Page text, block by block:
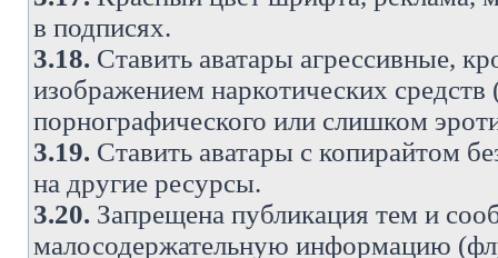
в подписях.
3.18. Ставить аватары агрессивные,
изображением наркотических
порнографического или слишком
3.19. Ставить аватары с копирайтом
на другие ресурсы.
3.20. Запрещена публикация тем и
малосодержательную информацию